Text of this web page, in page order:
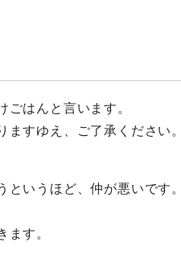
はんと言います。
すゆえ、ご了承ください。
いうほど、仲が悪いです。
す。